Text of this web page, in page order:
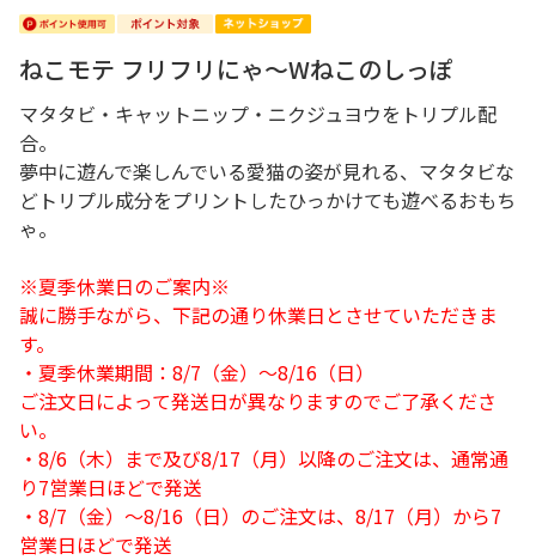
ねこモテ フリフリにゃ～Wねこのしっぽ
マタタビ・キャットニップ・ニクジュヨウをトリプル配
合。
夢中に遊んで楽しんでいる愛猫の姿が見れる、マタタビな
どトリプル成分をプリントしたひっかけても遊べるおもち
ゃ。
※夏季休業日のご案内※
誠に勝手ながら、下記の通り休業日とさせていただきま
す。
・夏季休業期間：8/7（金）～8/16（日）
ご注文日によって発送日が異なりますのでご了承くださ
い。
・8/6（木）まで及び8/17（月）以降のご注文は、通常通
り7営業日ほどで発送
・8/7（金）～8/16（日）のご注文は、8/17（月）から7
営業日ほどで発送